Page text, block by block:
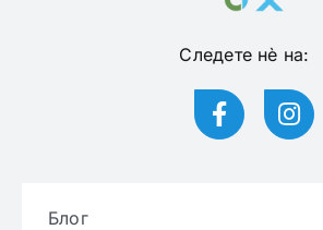
Следете нѐ на:
Блог